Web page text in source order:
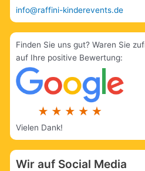
info@raffini-kinderevents.de
Finden Sie uns gut? Waren Sie
auf Ihre positive Bewertung:
Vielen Dank!
Wir auf Social Media